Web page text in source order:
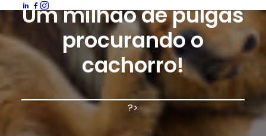
Um milhão de pulgas
procurando o
cachorro!
?>